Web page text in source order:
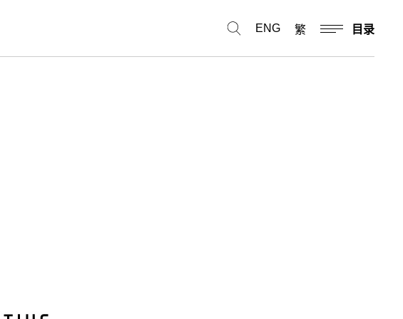
ENG 繁 目录